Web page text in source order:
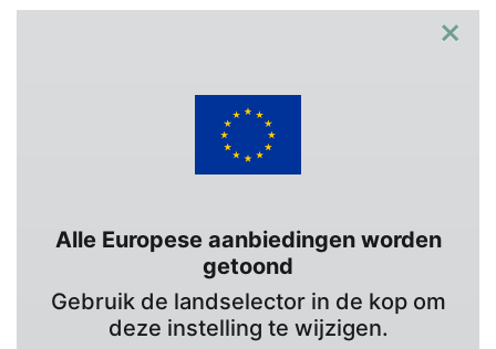
×
Alle Europese aanbiedingen worden
getoond
Gebruik de landselector in de kop om
deze instelling te wijzigen.